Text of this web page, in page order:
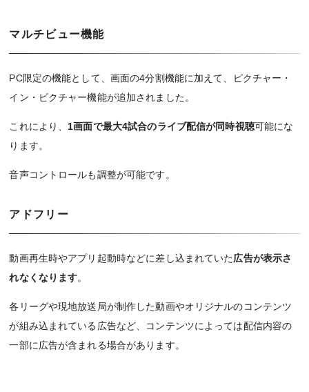
マルチビュー機能
PC限定の機能として、画面の4分割機能に加えて、ピクチャー・
イン・ピクチャー機能が追加されました。
これにより、 1画面で最大4試合のライブ配信が同時視聴可能にな
ります。
音声コントロールも調整が可能です。
アドフリー
動画再生時やアプリ起動時などに差し込まれていた広告が表示さ
れなくなります。
各リーグや現地放送局が制作した動画やオリジナルのコンテンツ
が組み込まれている広告など、コンテンツによっては配信内容の
一部に広告が含まれる場合があります。